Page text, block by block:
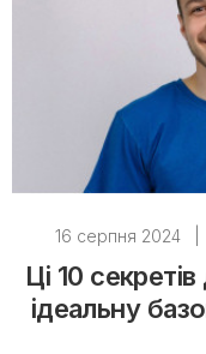
16 серпня 2024
Ці 10
ідеальну